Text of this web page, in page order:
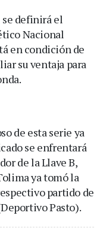
se definirá el
Nacional
en condición de
su ventaja para
de esta serie ya
se enfrentará
de la Llave B,
ya tomó la
partido de
Pasto).